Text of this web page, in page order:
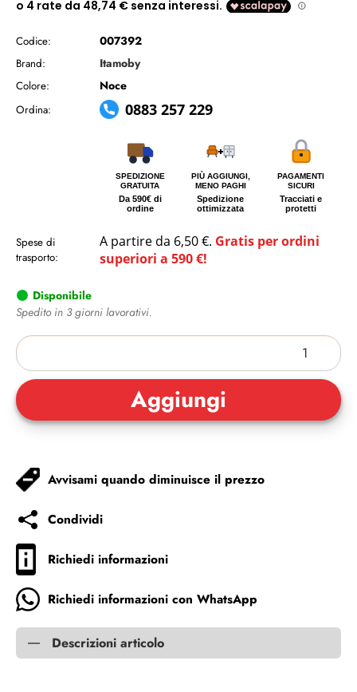
Codice: 007392
Brand: Itamoby
Colore: Noce
Ordina: 0883 257 229
SPEDIZIONE
GRATUITA
Da 590€ di
ordine
PIÙ AGGIUNGI,
MENO PAGHI
Spedizione
ottimizzata
PAGAMENTI
SICURI
Tracciati e
protetti
Spese di
trasporto:
A partire da 6,50 €. Gratis per ordini
superiori a 590 €!
Disponibile
Spedito in 3 giorni lavorativi.
Avvisami quando diminuisce il prezzo
Condividi
Richiedi informazioni
Richiedi informazioni con WhatsApp
Descrizioni articolo